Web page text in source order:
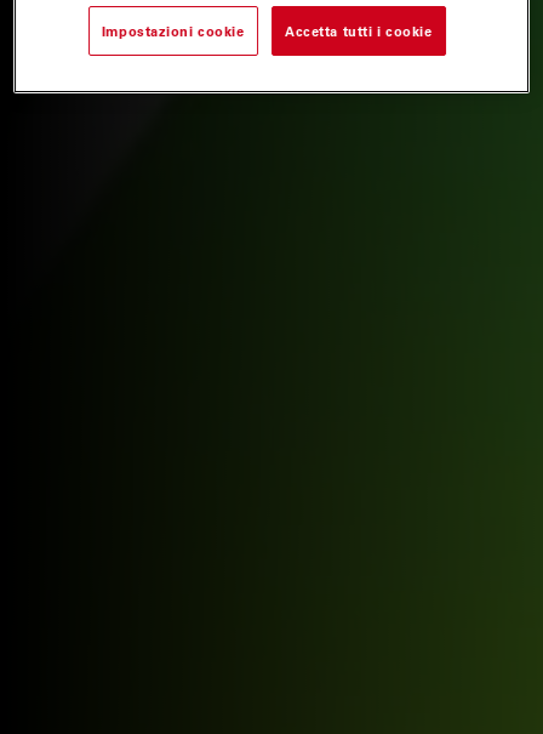
Impostazioni cookie Accetta tutti i cookie